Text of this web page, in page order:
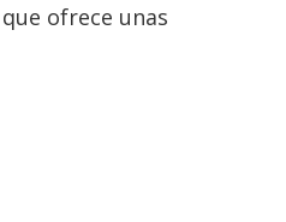
ofrece unas